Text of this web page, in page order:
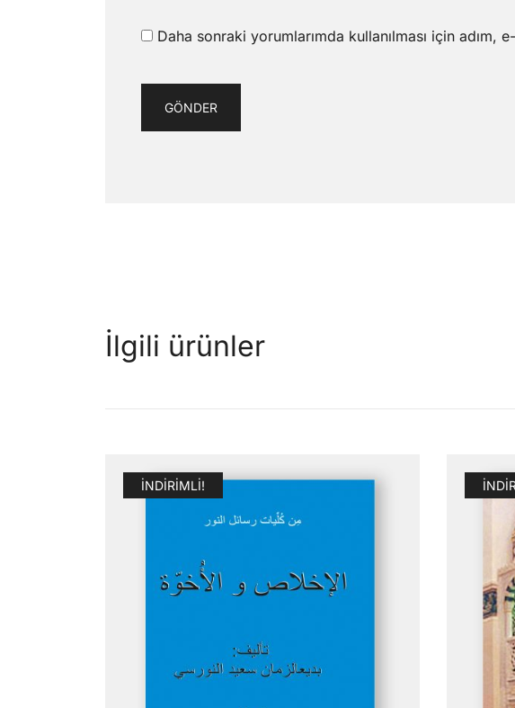
Daha sonraki yorumlarımda kullanılması için
İlgili ürünler
İNDIRIMLI!